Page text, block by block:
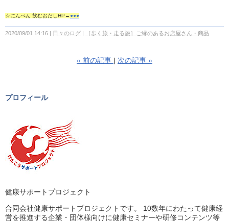
☆にんべん 飲むおだしHP→ ●●●
2020/09/01 14:16 日々のログ ［歩く旅・走る旅］ご縁のあるお店屋さん・商品
« 前の記事 次の記事 »
プロフィール
健康サポートプロジェクト
合同会社健康サポートプロジェクトです。 10数年にわたって健康経
営を推進する企業・団体様向けに健康セミナーや研修コンテンツ等